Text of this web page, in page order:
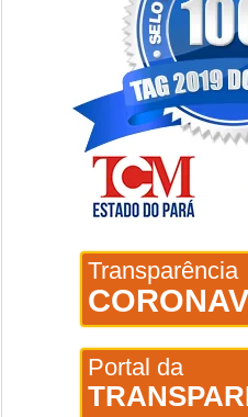
Transparência
Portal da